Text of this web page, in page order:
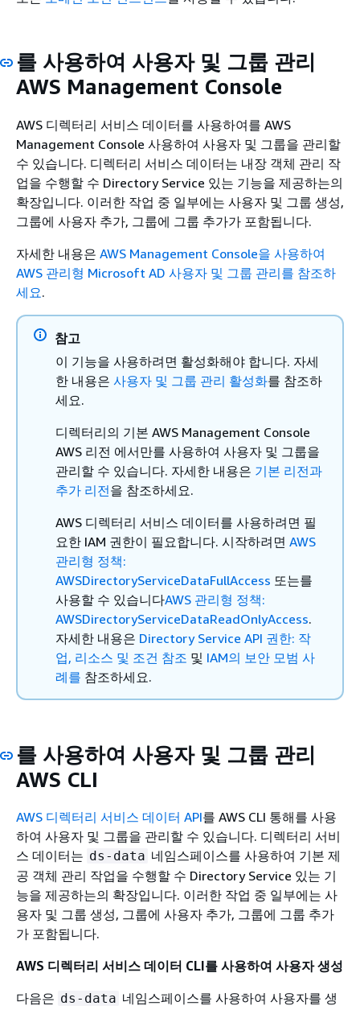
를 사용하여 사용자 및 그룹 관리
AWS Management Console
AWS 디렉터리 서비스 데이터를 사용하여를 AWS
Management Console 사용하여 사용자 및 그룹을 관리할
수 있습니다. 디렉터리 서비스 데이터는 내장 객체 관리 작
업을 수행할 수 Directory Service 있는 기능을 제공하는의
확장입니다. 이러한 작업 중 일부에는 사용자 및 그룹 생성,
그룹에 사용자 추가, 그룹에 그룹 추가가 포함됩니다.
자세한 내용은 AWS Management Console을 사용하여
AWS 관리형 Microsoft AD 사용자 및 그룹 관리를 참조하
세요.
참고
이 기능을 사용하려면 활성화해야 합니다. 자세
한 내용은 사용자 및 그룹 관리 활성화를 참조하
세요.
디렉터리의 기본 AWS Management Console
AWS 리전 에서만를 사용하여 사용자 및 그룹을
관리할 수 있습니다. 자세한 내용은 기본 리전과
추가 리전을 참조하세요.
AWS 디렉터리 서비스 데이터를 사용하려면 필
요한 IAM 권한이 필요합니다. 시작하려면 AWS
관리형 정책:
AWSDirectoryServiceDataFullAccess 또는를
사용할 수 있습니다AWS 관리형 정책:
AWSDirectoryServiceDataReadOnlyAccess.
자세한 내용은 Directory Service API 권한: 작
업, 리소스 및 조건 참조 및 IAM의 보안 모범 사
례를 참조하세요.
를 사용하여 사용자 및 그룹 관리
AWS CLI
AWS 디렉터리 서비스 데이터 API를 AWS CLI 통해를 사용
하여 사용자 및 그룹을 관리할 수 있습니다. 디렉터리 서비
스 데이터는 ds-data 네임스페이스를 사용하여 기본 제
공 객체 관리 작업을 수행할 수 Directory Service 있는 기
능을 제공하는의 확장입니다. 이러한 작업 중 일부에는 사
용자 및 그룹 생성, 그룹에 사용자 추가, 그룹에 그룹 추가
가 포함됩니다.
AWS 디렉터리 서비스 데이터 CLI를 사용하여 사용자 생성
다음은 ds-data 네임스페이스를 사용하여 사용자를 생